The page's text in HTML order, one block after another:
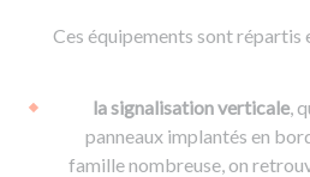
Ces équipements sont répartis
la signalisation verticale,
panneaux implantés en
famille nombreuse, on